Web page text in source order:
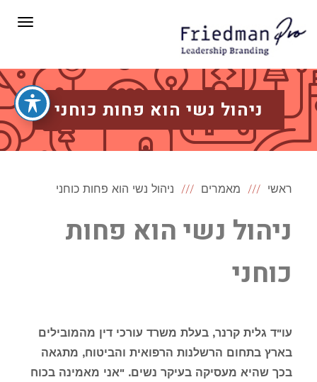
ניהול נשי הוא פחות כוחני
ראשי מאמרים ניהול נשי הוא פחות כוחני
ניהול נשי הוא פחות
כוחני
עו"ד גלית קרנר, בעלת משרד עורכי דין מהמובילים
בארץ בתחום הרשלנות הרפואית והביטוח, מתגאה
בכך שהיא מעסיקה בעיקר נשים. "אני מאמינה בכוח